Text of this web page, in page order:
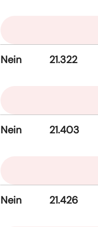
Nein 21.322
Nein 21.403
Nein 21.426